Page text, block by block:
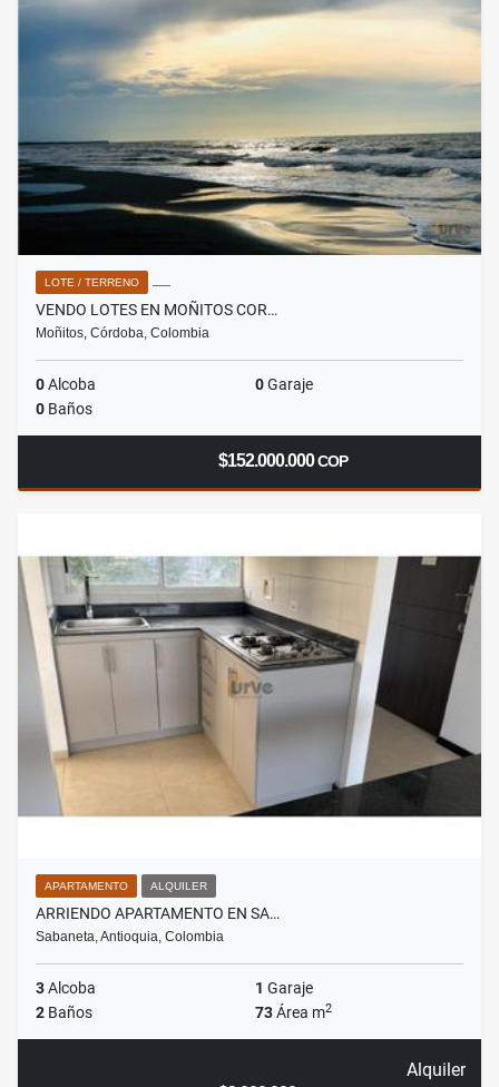
LOTE / TERRENO
VENDO LOTES EN MOÑITOS COR…
Moñitos, Córdoba, Colombia
0Alcoba 0Garaje
0 Baños
$152.000.000COP
APARTAMENTO ALQUILER
ARRIENDO APARTAMENTO EN SA…
Sabaneta, Antioquia, Colombia
3Alcoba 1 Garaje
2 Baños 73Área m2
Alquiler